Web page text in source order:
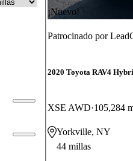
¡Nuevo!
Patrocinado por
2020 Toyota RAV4
XSE AWD 105,284
Yorkville, NY
44 millas